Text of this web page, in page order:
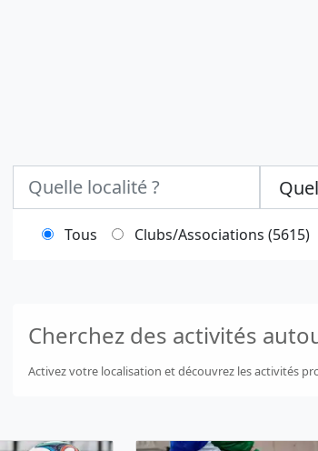
Tous Clubs/Associations (5615)
Cherchez des activités
Activez votre localisation et découvrez les activités